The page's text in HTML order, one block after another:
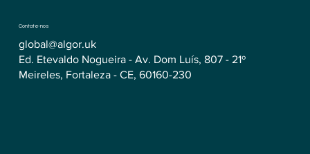
Contate-nos
global@algor.uk
Ed. Etevaldo Nogueira - Av. Dom Luís, 807 - 21º
Meireles, Fortaleza - CE, 60160-230